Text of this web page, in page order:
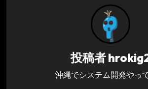
投稿者
沖縄でシステム開発やっ